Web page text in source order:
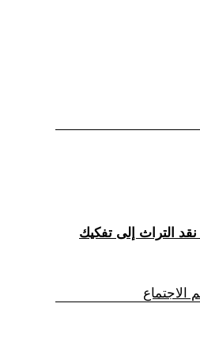
المقدس 7 : من نقد التراث إلى تفكيك
الاجتماع